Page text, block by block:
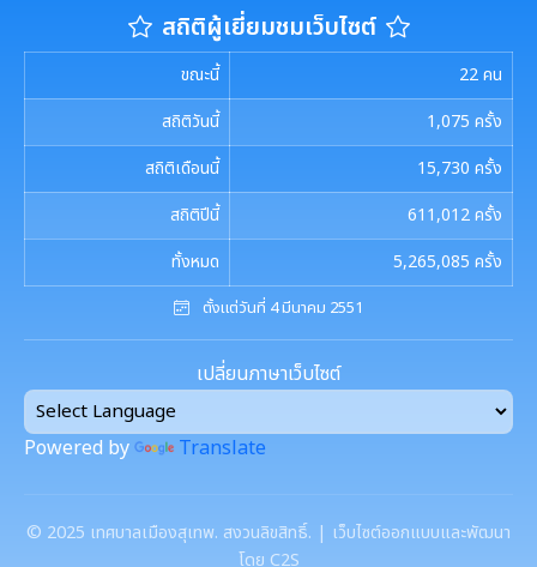
สถิติผู้เยี่ยมชมเว็บไซต์
ขณะนี้ 22คน
สถิติวันนี้
1,075 ครั้ง
สถิติเดือนนี้
15,730 ครั้ง
สถิติปีนี้
611,012ครั้ง
ทั้งหมด
5,265,085 ครั้ง
ตั้งแต่วันที่ 4 มีนาคม 2551
เปลี่ยนภาษาเว็บไซต์
Powered by Translate
© 2025 เทศบาลเมืองสุเทพ. สงวนลิขสิทธิ์. | เว็บไซต์ออกแบบและพัฒนา
โดย C2S